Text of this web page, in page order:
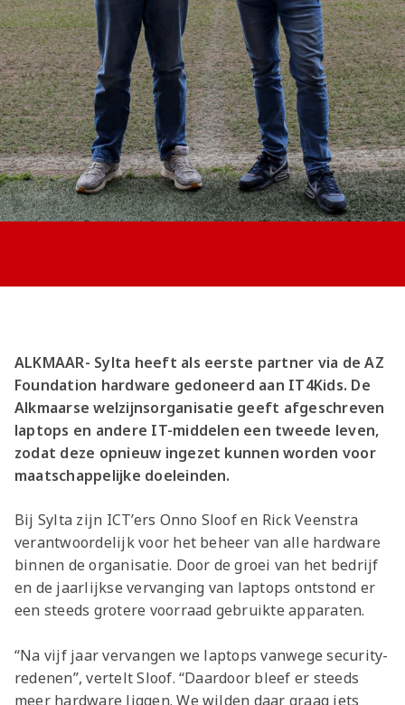
Jong AZ
Seizoenkaart
ALKMAAR- Sylta heeft als eerste partner via de AZ
Foundation hardware gedoneerd aan IT4Kids. De
Alkmaarse welzijnsorganisatie geeft afgeschreven
laptops en andere IT-middelen een tweede leven,
zodat deze opnieuw ingezet kunnen worden voor
maatschappelijke doeleinden.
Bij Sylta zijn ICT’ers Onno Sloof en Rick Veenstra
verantwoordelijk voor het beheer van alle hardware
binnen de organisatie. Door de groei van het bedrijf
en de jaarlijkse vervanging van laptops ontstond er
een steeds grotere voorraad gebruikte apparaten.
“Na vijf jaar vervangen we laptops vanwege security-
redenen”, vertelt Sloof. “Daardoor bleef er steeds
meer hardware liggen. We wilden daar graag iets